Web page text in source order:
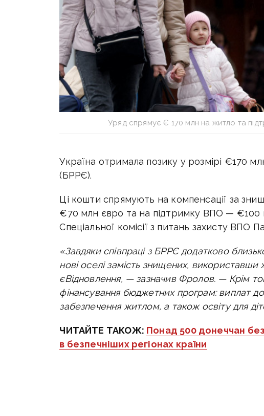
Уряд спрямує € 170 млн на житло та
Україна отримала позику у розмірі €170
(БРРЄ).
Ці кошти спрямують на компенсації за
€70 млн євро та на підтримку ВПО — €100
Спеціальної комісії з питань захисту ВПО
«Завдяки співпраці з БРРЄ додатково
нові оселі замість знищених,
єВідновлення, — зазначив Фролов. — Крім
фінансування бюджетних програм: виплат
забезпечення житлом, а також освіту для
ЧИТАЙТЕ ТАКОЖ: Понад 500 донеччан
в безпечніших регіонах країни